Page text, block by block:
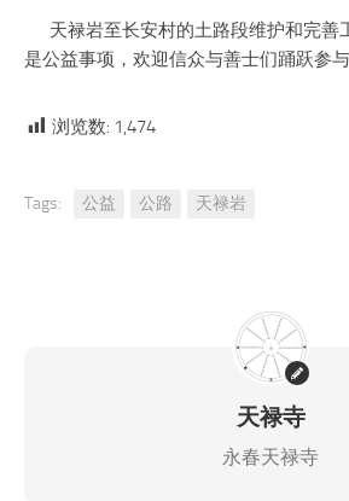
天禄岩至长安村的土路段维护和完善
是公益事项，欢迎信众与善士们踊跃参与
浏览数: 1,474
Tags: 公益 公路 天禄岩
天禄寺
永春天禄寺